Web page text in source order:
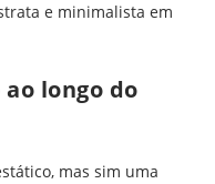
e minimalista em
longo do
mas sim uma